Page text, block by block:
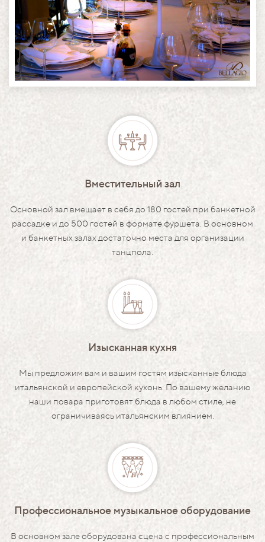
Вместительный зал
Основной зал вмещает в себя до 180 гостей при банкетной
рассадке и до 500 гостей в формате фуршета. В основном
и банкетных залах достаточно места для организации
танцпола.
Изысканная кухня
Мы предложим вам и вашим гостям изысканные блюда
итальянской и европейской кухонь. По вашему желанию
наши повара приготовят блюда в любом стиле, не
ограничиваясь итальянским влиянием.
Профессиональное музыкальное оборудование
В основном зале оборудована сцена с профессиональным